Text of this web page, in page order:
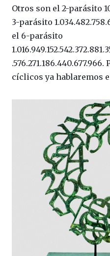
Otros son el 2-parásito
3-parásito
el 6-parásito
cíclicos ya hablaremos